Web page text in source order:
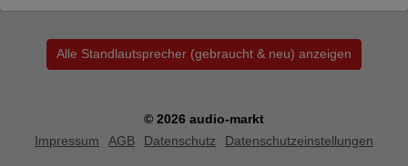
Alle Standlautsprecher (gebraucht & neu) anzeigen
© 2026 audio-markt
Impressum
AGB Datenschutz Datenschutzeinstellungen